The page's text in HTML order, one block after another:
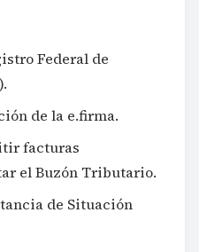
Federal de
de la e.firma.
facturas
el Buzón Tributario.
de Situación